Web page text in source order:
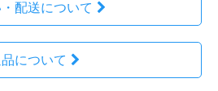
配送について
について